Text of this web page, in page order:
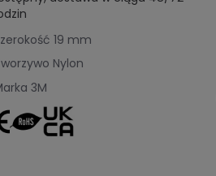
19 mm
Nylon
3M